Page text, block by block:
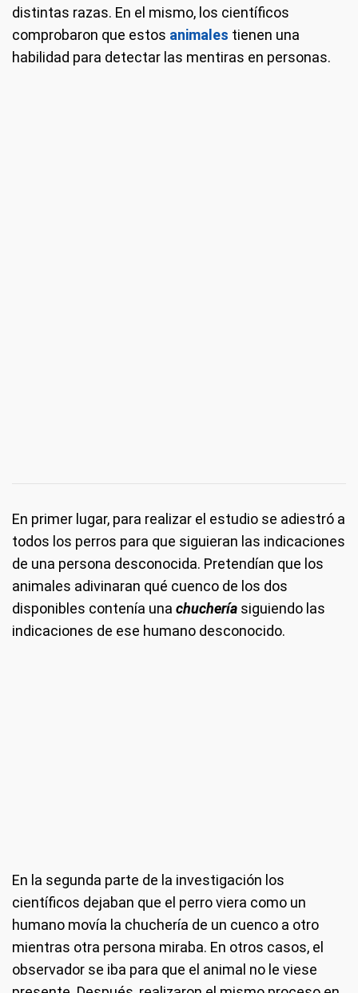
distintas razas. En el mismo, los científicos
comprobaron que estos animales tienen una
habilidad para detectar las mentiras en personas.
En primer lugar, para realizar el estudio se adiestró a
todos los perros para que siguieran las indicaciones
de una persona desconocida. Pretendían que los
animales adivinaran qué cuenco de los dos
disponibles contenía una chuchería siguiendo las
indicaciones de ese humano desconocido.
En la segunda parte de la investigación los
científicos dejaban que el perro viera como un
humano movía la chuchería de un cuenco a otro
mientras otra persona miraba. En otros casos, el
observador se iba para que el animal no le viese